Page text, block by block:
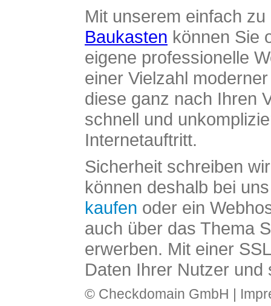
Mit unserem einfach
Baukasten können Sie
eigene professionelle
einer Vielzahl
diese ganz nach Ihren
schnell und
Internetauftritt.
Sicherheit schreiben
können deshalb bei
kaufen oder ein
auch über das Thema
erwerben. Mit einer
Daten Ihrer Nutzer und
© Checkdomain GmbH |